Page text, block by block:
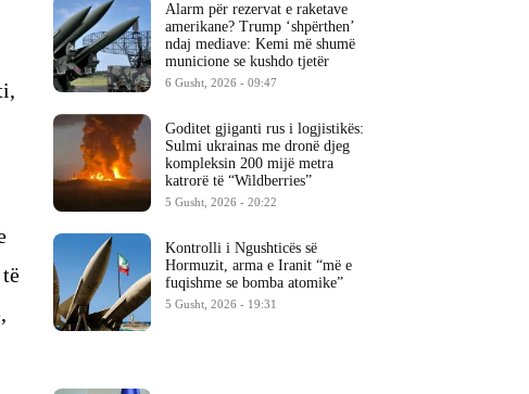
Alarm për rezervat e raketave
amerikane? Trump ‘shpërthen’
ndaj mediave: Kemi më shumë
municione se kushdo tjetër
6 Gusht, 2026 - 09:47
Goditet gjiganti rus i logjistikës:
Sulmi ukrainas me dronë djeg
kompleksin 200 mijë metra
katrorë të “Wildberries”
5 Gusht, 2026 - 20:22
Kontrolli i Ngushticës së
Hormuzit, arma e Iranit “më e
fuqishme se bomba atomike”
5 Gusht, 2026 - 19:31